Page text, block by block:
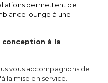
permettent de
lounge à une
conception à la
vous accompagnons de
la mise en service.